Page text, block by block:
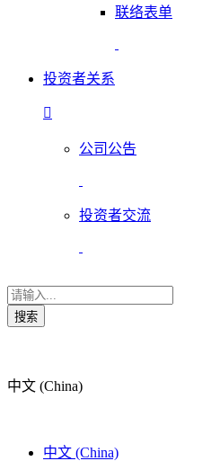
联络表单
投资者关系
公司公告
投资者交流
搜索
中文 (China)
中文 (China)